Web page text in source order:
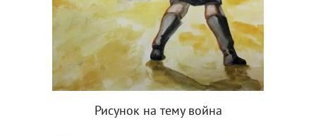
Рисунок на тему война